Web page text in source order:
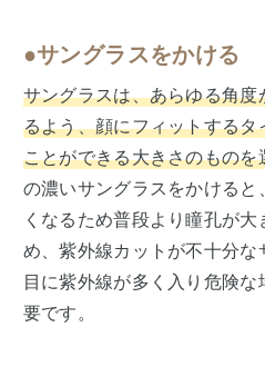
●サングラスをかける
サングラスは、あらゆる角
るよう、顔にフィットする
ことができる大きさのものを
の濃いサングラスをかける
くなるため普段より瞳孔が
め、紫外線カットが不十分
目に紫外線が多く入り危険
要です。